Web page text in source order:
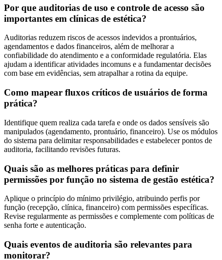
Por que auditorias de uso e controle de acesso são
importantes em clínicas de estética?
Auditorias reduzem riscos de acessos indevidos a prontuários,
agendamentos e dados financeiros, além de melhorar a
confiabilidade do atendimento e a conformidade regulatória. Elas
ajudam a identificar atividades incomuns e a fundamentar decisões
com base em evidências, sem atrapalhar a rotina da equipe.
Como mapear fluxos críticos de usuários de forma
prática?
Identifique quem realiza cada tarefa e onde os dados sensíveis são
manipulados (agendamento, prontuário, financeiro). Use os módulos
do sistema para delimitar responsabilidades e estabelecer pontos de
auditoria, facilitando revisões futuras.
Quais são as melhores práticas para definir
permissões por função no sistema de gestão estética?
Aplique o princípio do mínimo privilégio, atribuindo perfis por
função (recepção, clínica, financeiro) com permissões específicas.
Revise regularmente as permissões e complemente com políticas de
senha forte e autenticação.
Quais eventos de auditoria são relevantes para
monitorar?